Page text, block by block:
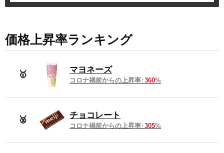
2024年平均 754円
2024年12月 770円
2024年10月
価格上昇率ランキング
🥇
マヨネーズ
コロナ禍前からの上昇率 360%
🥈
チョコレート
コロナ禍前からの上昇率 305%